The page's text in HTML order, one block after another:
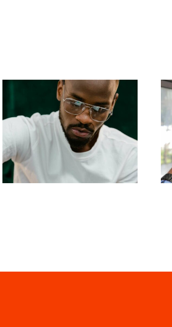
Die 17 besten Tipps
zur Verbesserung des
Verständnisses des
TikTok-Algorithmus